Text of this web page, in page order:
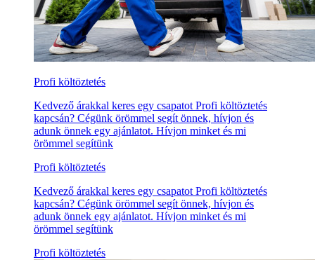
Profi költöztetés
Kedvező árakkal keres egy csapatot Profi költöztetés
kapcsán? Cégünk örömmel segít önnek, hívjon és
adunk önnek egy ajánlatot. Hívjon minket és mi
örömmel segítünk
Profi költöztetés
Kedvező árakkal keres egy csapatot Profi költöztetés
kapcsán? Cégünk örömmel segít önnek, hívjon és
adunk önnek egy ajánlatot. Hívjon minket és mi
örömmel segítünk
Profi költöztetés